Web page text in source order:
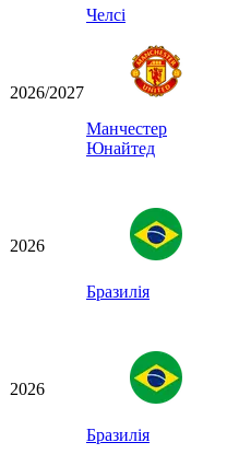
Челсі
2026/2027
Манчестер
Юнайтед
2026
Бразилія
2026
Бразилія